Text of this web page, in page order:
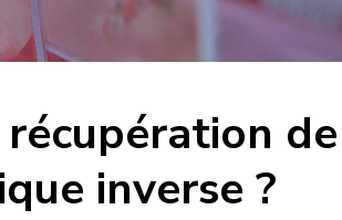
inverse ?